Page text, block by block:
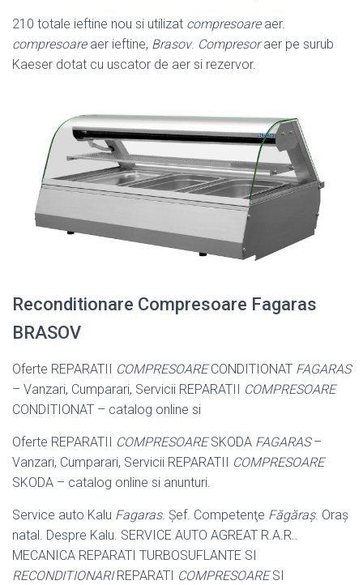
210 totale ieftine nou si utilizat compresoareaer.
compresoareaer ieftine, Brasov. Compresoraer pe surub
Kaeser dotat cu uscator de aer si rezervor.
Reconditionare Compresoare Fagaras
BRASOV
Oferte REPARATII COMPRESOARECONDITIONAT FAGARAS
– Vanzari, Cumparari, Servicii REPARATII
COMPRESOARE
CONDITIONAT – catalog online si
Oferte REPARATII COMPRESOARESKODA FAGARAS–
Vanzari, Cumparari, Servicii REPARATII
COMPRESOARE
SKODA – catalog online si anunturi.
Service auto Kalu Fagaras. Şef. Competenţe Făgăraș. Oraş
natal. Despre Kalu. SERVICE AUTO AGREAT R.A.R..
MECANICA REPARATI TURBOSUFLANTE SI
RECONDITIONARIREPARATI COMPRESOARESI